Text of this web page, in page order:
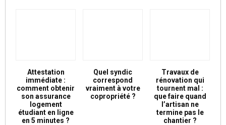
Attestation
immédiate :
comment obtenir
son assurance
logement
étudiant en ligne
en 5 minutes ?
Quel syndic
correspond
vraiment à votre
copropriété ?
Travaux de
rénovation qui
tournent mal :
que faire quand
l’artisan ne
termine pas le
chantier ?